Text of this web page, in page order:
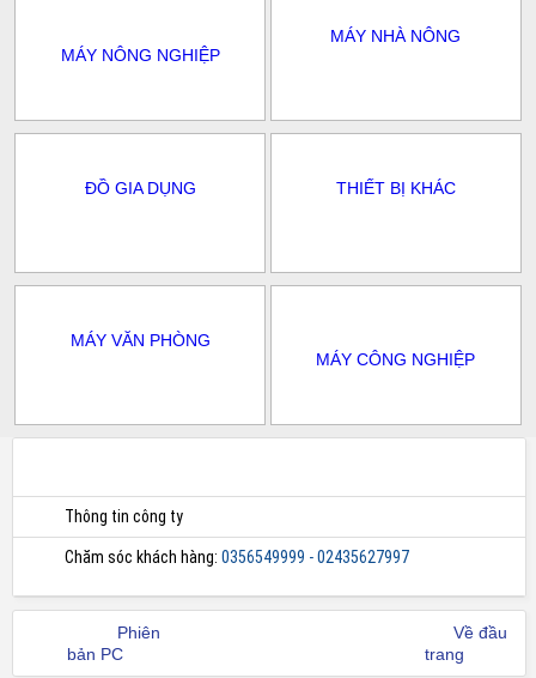
MÁY NÔNG NGHIỆP
MÁY NHÀ NÔNG
ĐỒ GIA DỤNG THIẾT BỊ KHÁC
MÁY VĂN PHÒNG
MÁY CÔNG NGHIỆP
Thông tin công ty
Chăm sóc khách hàng: 0356549999 - 02435627997
Phiên
bản PC
Về đầu
trang